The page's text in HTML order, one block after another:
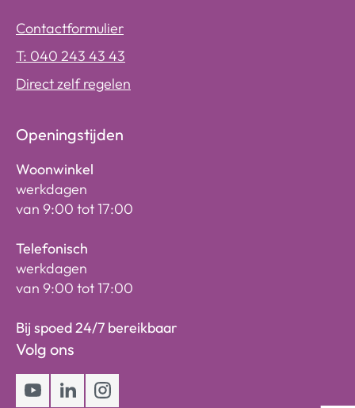
Contactformulier
T: 040 243 43 43
Direct zelf regelen
Openingstijden
Woonwinkel
werkdagen
van 9:00 tot 17:00
Telefonisch
werkdagen
van 9:00 tot 17:00
Bij spoed 24/7 bereikbaar
Volg ons
Youtube
LinkedInInstagram